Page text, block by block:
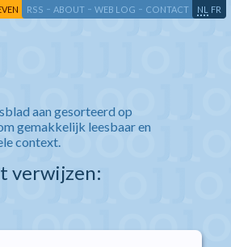
RSS - ABOUT - WEB LOG - CONTACT NL FR
aan gesorteerd op
gemakkelijk leesbaar en
context.
verwijzen: